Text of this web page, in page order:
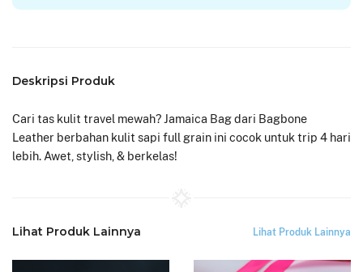
Deskripsi Produk
Cari tas kulit travel mewah? Jamaica Bag dari Bagbone
Leather berbahan kulit sapi full grain ini cocok untuk trip 4 hari
lebih. Awet, stylish, & berkelas!
Lihat Produk Lainnya Lihat Produk Lainnya